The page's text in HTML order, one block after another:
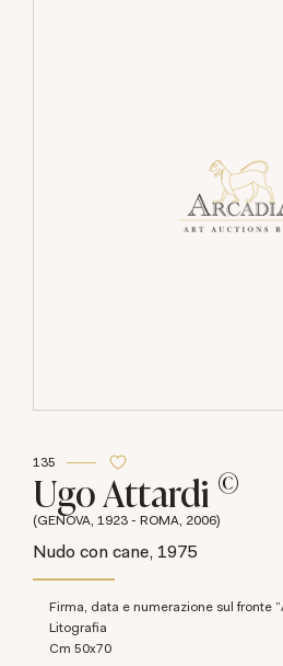
135
Ugo Attardi ©
(GENOVA, 1923 - ROMA, 2006)
Nudo con cane, 1975
Firma, data e numerazione sul fronte
Litografia
cm 50x70